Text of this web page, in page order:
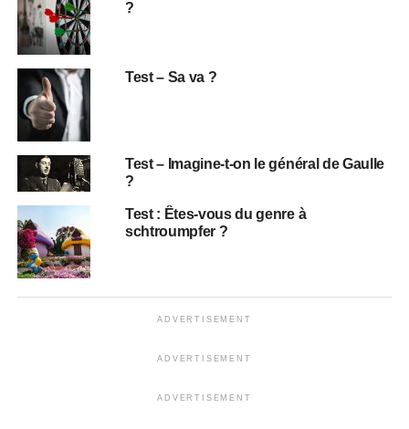
?
Test – Sa va ?
Test – Imagine-t-on le général de Gaulle
?
Test : Êtes-vous du genre à
schtroumpfer ?
ADVERTISEMENT
ADVERTISEMENT
ADVERTISEMENT